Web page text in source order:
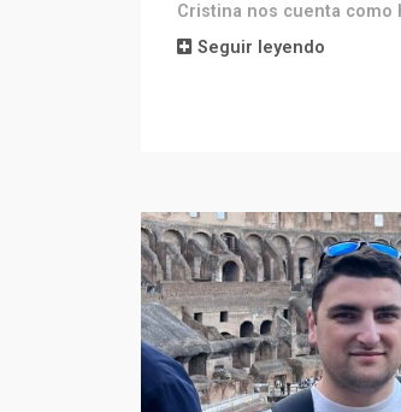
Cristina nos cuenta como
Seguir leyendo